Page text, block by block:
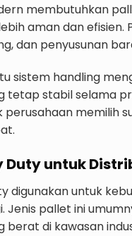
membutuhkan
aman dan
dan penyusunan
sistem handling
tetap stabil selama
perusahaan memilih
Duty untuk
digunakan untuk
Jenis pallet ini
berat di kawasan